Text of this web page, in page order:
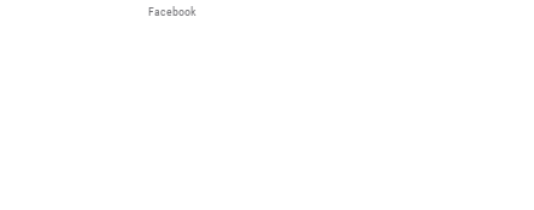
Facebook